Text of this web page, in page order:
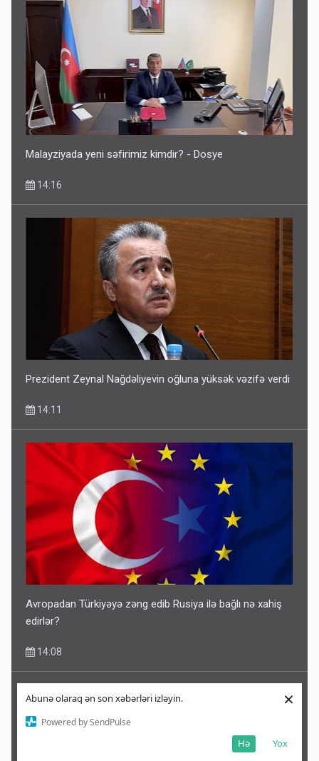
Abunə olaraq ən son xəbərləri izləyin.
Powered by SendPulse
Yox
Hə
×
Malayziyada yeni səfirimiz kimdir? - Dosye
14:16
Prezident Zeynal Nağdəliyevin oğluna yüksək vəzifə verdi
14:11
Avropadan Türkiyəyə zəng edib Rusiya ilə bağlı nə xahiş
edirlər?
14:08